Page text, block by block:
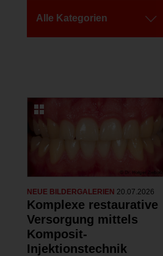
Alle Kategorien
NEUE BILDERGALERIEN 20.07.2026
Komplexe restaurative
Versorgung mittels
Komposit-
Injektionstechnik